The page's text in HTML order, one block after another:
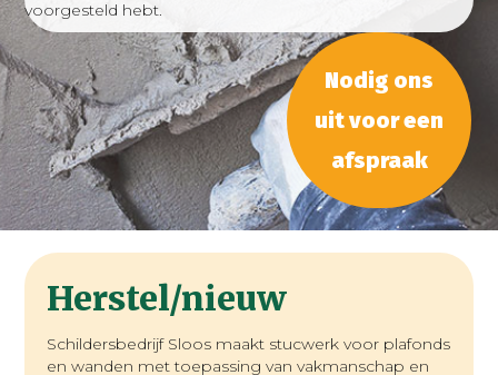
voorgesteld hebt.
Nodig ons
uit voor een
afspraak
Herstel/nieuw
Schildersbedrijf Sloos maakt stucwerk voor plafonds
en wanden met toepassing van vakmanschap en